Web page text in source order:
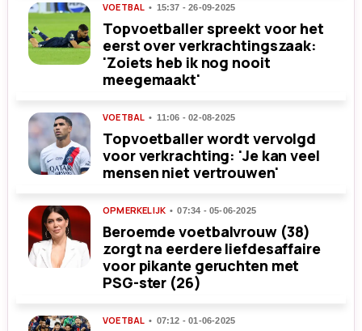
VOETBAL 15:37 - 26-09-2025
Topvoetballer spreekt voor het
eerst over verkrachtingszaak:
'Zoiets heb ik nog nooit
meegemaakt'
VOETBAL 11:06 - 02-08-2025
Topvoetballer wordt vervolgd
voor verkrachting: 'Je kan veel
mensen niet vertrouwen'
OPMERKELIJK 07:34 - 05-06-2025
Beroemde voetbalvrouw (38)
zorgt na eerdere liefdesaffaire
voor pikante geruchten met
PSG-ster (26)
VOETBAL 07:12 - 01-06-2025